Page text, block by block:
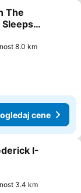
The
8.0 km
cene
I-
3.4 km